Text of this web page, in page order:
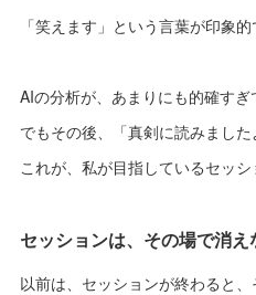
「笑えます」という言葉が印象的
AIの分析が、あまりにも的確すぎ
でもその後、「真剣に読みました
これが、私が目指しているセッシ
セッションは、その場で消
以前は、セッションが終わると、